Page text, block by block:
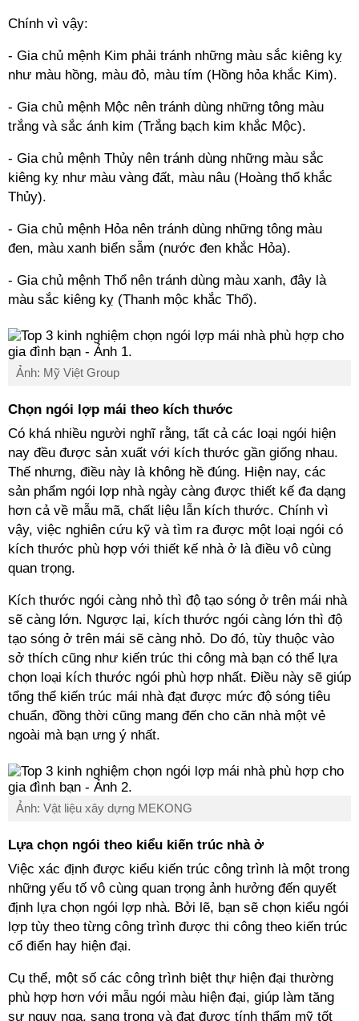
Chính vì vậy:
- Gia chủ mệnh Kim phải tránh những màu sắc kiêng kỵ
như màu hồng, màu đỏ, màu tím (Hồng hỏa khắc Kim).
- Gia chủ mệnh Mộc nên tránh dùng những tông màu
trắng và sắc ánh kim (Trắng bạch kim khắc Mộc).
- Gia chủ mệnh Thủy nên tránh dùng những màu sắc
kiêng kỵ như màu vàng đất, màu nâu (Hoàng thổ khắc
Thủy).
- Gia chủ mệnh Hỏa nên tránh dùng những tông màu
đen, màu xanh biển sẫm (nước đen khắc Hỏa).
- Gia chủ mệnh Thổ nên tránh dùng màu xanh, đây là
màu sắc kiêng kỵ (Thanh mộc khắc Thổ).
Ảnh: Mỹ Việt Group
Chọn ngói lợp mái theo kích thước
Có khá nhiều người nghĩ rằng, tất cả các loại ngói hiện
nay đều được sản xuất với kích thước gần giống nhau.
Thế nhưng, điều này là không hề đúng. Hiện nay, các
sản phẩm ngói lợp nhà ngày càng được thiết kế đa dạng
hơn cả về mẫu mã, chất liệu lẫn kích thước. Chính vì
vậy, việc nghiên cứu kỹ và tìm ra được một loại ngói có
kích thước phù hợp với thiết kế nhà ở là điều vô cùng
quan trọng.
Kích thước ngói càng nhỏ thì độ tạo sóng ở trên mái nhà
sẽ càng lớn. Ngược lại, kích thước ngói càng lớn thì độ
tạo sóng ở trên mái sẽ càng nhỏ. Do đó, tùy thuộc vào
sở thích cũng như kiến trúc thi công mà bạn có thể lựa
chọn loại kích thước ngói phù hợp nhất. Điều này sẽ giúp
tổng thể kiến trúc mái nhà đạt được mức độ sóng tiêu
chuẩn, đồng thời cũng mang đến cho căn nhà một vẻ
ngoài mà bạn ưng ý nhất.
Ảnh: Vật liệu xây dựng MEKONG
Lựa chọn ngói theo kiểu kiến trúc nhà ở
Việc xác định được kiểu kiến trúc công trình là một trong
những yếu tố vô cùng quan trọng ảnh hưởng đến quyết
định lựa chọn ngói lợp nhà. Bởi lẽ, bạn sẽ chọn kiểu ngói
lợp tùy theo từng công trình được thi công theo kiến trúc
cổ điển hay hiện đại.
Cụ thể, một số các công trình biệt thự hiện đại thường
phù hợp hơn với mẫu ngói màu hiện đại, giúp làm tăng
sự nguy nga, sang trọng và đạt được tính thẩm mỹ tốt